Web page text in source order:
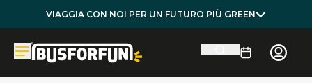
VIAGGIA CON NOI PER UN FUTURO PIÙ GREEN